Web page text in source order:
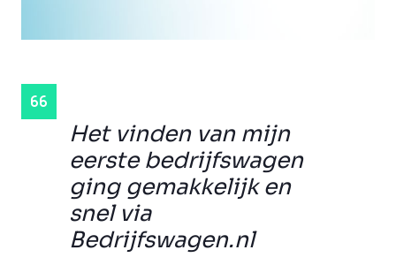
Het vinden van mijn
eerste bedrijfswagen
ging gemakkelijk en
snel via
Bedrijfswagen.nl